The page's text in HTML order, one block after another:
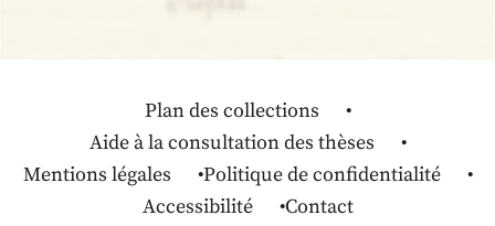
Plan des collections
Aide à la consultation des thèses
Mentions légales
Politique de confidentialité
Accessibilité
Contact